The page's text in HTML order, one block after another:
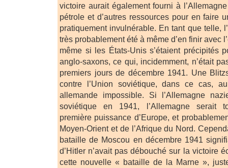
victoire aurait également fourni à
pétrole et d’autres ressources pour en faire
pratiquement invulnérable. En tant que telle,
très probablement été à même d’en finir avec
même si les États-Unis s’étaient précipités
anglo-saxons, ce qui, incidemment, n’était
premiers jours de décembre 1941. Une
contre l’Union soviétique, dans ce cas,
allemande impossible. Si l’Allemagne
soviétique en 1941, l’Allemagne serait
première puissance d’Europe, et
Moyen-Orient et de l’Afrique du Nord.
bataille de Moscou en décembre 1941
d’Hitler n’avait pas débouché sur la victoire
cette nouvelle « bataille de la Marne »,